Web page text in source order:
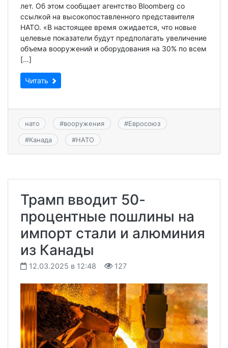
лет. Об этом сообщает агентство Bloomberg со
ссылкой на высокопоставленного представителя
НАТО. «В настоящее время ожидается, что новые
целевые показатели будут предполагать увеличение
объема вооружений и оборудования на 30% по всем
[…]
Читать
нато #вооружения #Евросоюз
#Канада #НАТО
Трамп вводит 50-
процентные пошлины на
импорт стали и алюминия
из Канады
12.03.2025 в 12:48 127